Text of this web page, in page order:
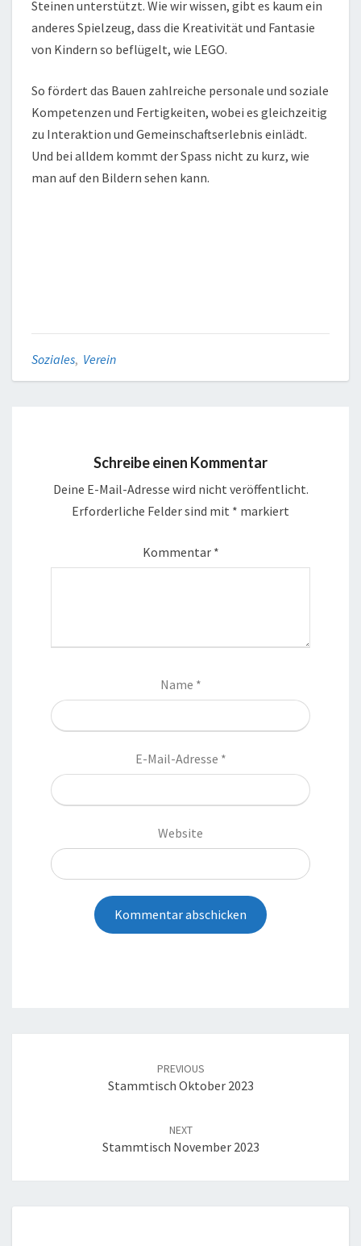
Steinen unterstützt. Wie wir wissen, gibt es kaum ein
anderes Spielzeug, dass die Kreativität und Fantasie
von Kindern so beflügelt, wie LEGO.
So fördert das Bauen zahlreiche personale und soziale
Kompetenzen und Fertigkeiten, wobei es gleichzeitig
zu Interaktion und Gemeinschaftserlebnis einlädt.
Und bei alldem kommt der Spass nicht zu kurz, wie
man auf den Bildern sehen kann.
Soziales, Verein
Schreibe einen Kommentar
Deine E-Mail-Adresse wird nicht veröffentlicht.
Erforderliche Felder sind mit * markiert
Kommentar *
Name *
E-Mail-Adresse *
Website
PREVIOUS
Stammtisch Oktober 2023
NEXT
Stammtisch November 2023